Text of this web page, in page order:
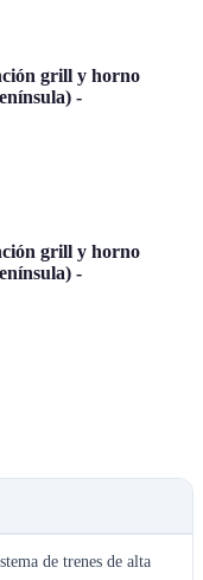
grill y horno
-
grill y horno
-
de trenes de alta